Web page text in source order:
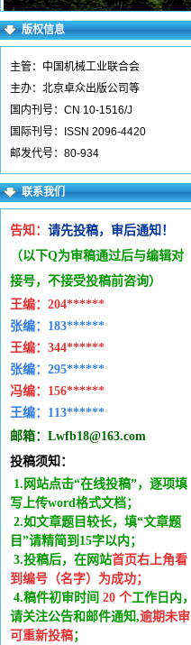
版权信息
主管：中国机械工业联合会
主办：北京卓众出版公司等
国内刊号：CN 10-1516/J
国际刊号：ISSN 2096-4420
邮发代号：80-934
联系我们
告知： 请先投稿，审后通知！
（以下Q为审稿通过后与编辑对
接号，不接受投稿前咨询）
王编： 204******
张编：183******
王编： 344******
张编：295******
冯编： 156******
王编： 113******
邮箱： Lwfb18@163.com
投稿须知：
1.网站点击“在线投稿”，逐项填
写上传word格式文档；
2.如文章题目较长，填“文章题
目”请精简到15字以内；
3.投稿后，在网站首页右上角看
到编号（名字）为成功；
4.稿件初审时间 20 个工作日内 ，
请关注公告和邮件通知,逾期未审
可重新投稿；